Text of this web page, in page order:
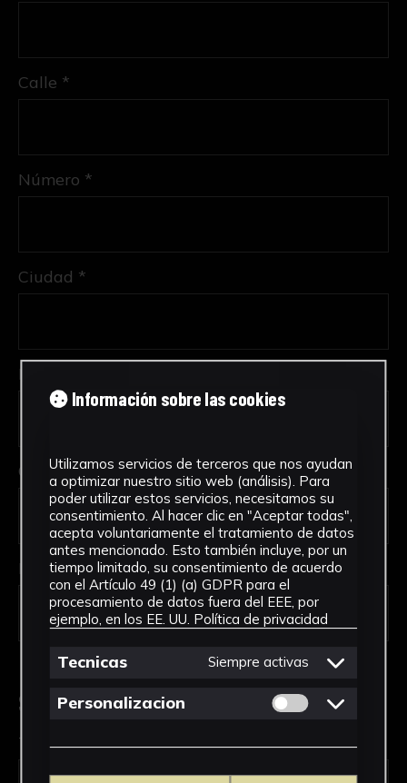
Calle *
Número *
Ciudad *
Código Postal *
País *
Solicitud de Servicio
Tipo de solicitud *
Información sobre las cookies
Utilizamos servicios de terceros que nos ayudan
a optimizar nuestro sitio web (análisis). Para
poder utilizar estos servicios, necesitamos su
consentimiento. Al hacer clic en "Aceptar todas",
acepta voluntariamente el tratamiento de datos
antes mencionado. Esto también incluye, por un
tiempo limitado, su consentimiento de acuerdo
con el Artículo 49 (1) (a) GDPR para el
procesamiento de datos fuera del EEE, por
ejemplo, en los EE. UU. Política de privacidad
Tecnicas Siempre activas
Personalizacion Permitir cookies